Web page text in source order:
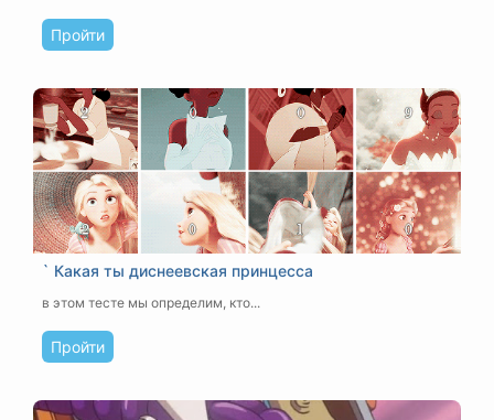
Пройти
` Какая ты диснеевская принцесса
в этом тесте мы определим, кто...
Пройти